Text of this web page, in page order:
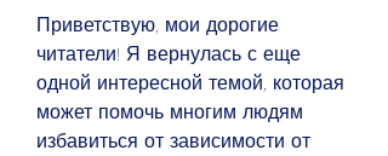
Приветствую, мои дорогие
читатели! Я вернулась с еще
одной интересной темой, которая
может помочь многим людям
избавиться от зависимости от